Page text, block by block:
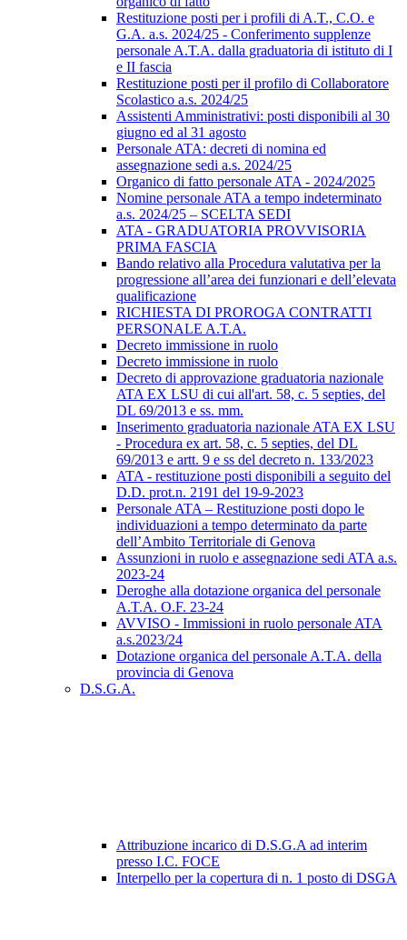
Restituzione posti per i profili di A.T., C.O. e
G.A. a.s. 2024/25 - Conferimento supplenze
personale A.T.A. dalla graduatoria di istituto di I
e II fascia
Restituzione posti per il profilo di Collaboratore
Scolastico a.s. 2024/25
Assistenti Amministrativi: posti disponibili al 30
giugno ed al 31 agosto
Personale ATA: decreti di nomina ed
assegnazione sedi a.s. 2024/25
Organico di fatto personale ATA - 2024/2025
Nomine personale ATA a tempo indeterminato
a.s. 2024/25 – SCELTA SEDI
ATA - GRADUATORIA PROVVISORIA
PRIMA FASCIA
Bando relativo alla Procedura valutativa per la
progressione all’area dei funzionari e dell’elevata
qualificazione
RICHIESTA DI PROROGA CONTRATTI
PERSONALE A.T.A.
Decreto immissione in ruolo
Decreto immissione in ruolo
Decreto di approvazione graduatoria nazionale
ATA EX LSU di cui all'art. 58, c. 5 septies, del
DL 69/2013 e ss. mm.
Inserimento graduatoria nazionale ATA EX LSU
- Procedura ex art. 58, c. 5 septies, del DL
69/2013 e artt. 9 e ss del decreto n. 133/2023
ATA - restituzione posti disponibili a seguito del
D.D. prot.n. 2191 del 19-9-2023
Personale ATA – Restituzione posti dopo le
individuazioni a tempo determinato da parte
dell’Ambito Territoriale di Genova
Assunzioni in ruolo e assegnazione sedi ATA a.s.
2023-24
Deroghe alla dotazione organica del personale
A.T.A. O.F. 23-24
AVVISO - Immissioni in ruolo personale ATA
a.s.2023/24
Dotazione organica del personale A.T.A. della
provincia di Genova
D.S.G.A.
Attribuzione incarico di D.S.G.A ad interim
presso I.C. FOCE
Interpello per la copertura di n. 1 posto di DSGA